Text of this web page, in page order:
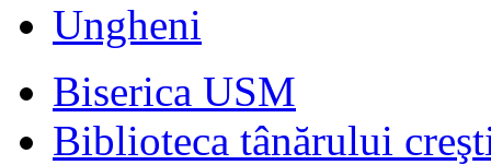
Ungheni
Biserica USM
Biblioteca tânărului